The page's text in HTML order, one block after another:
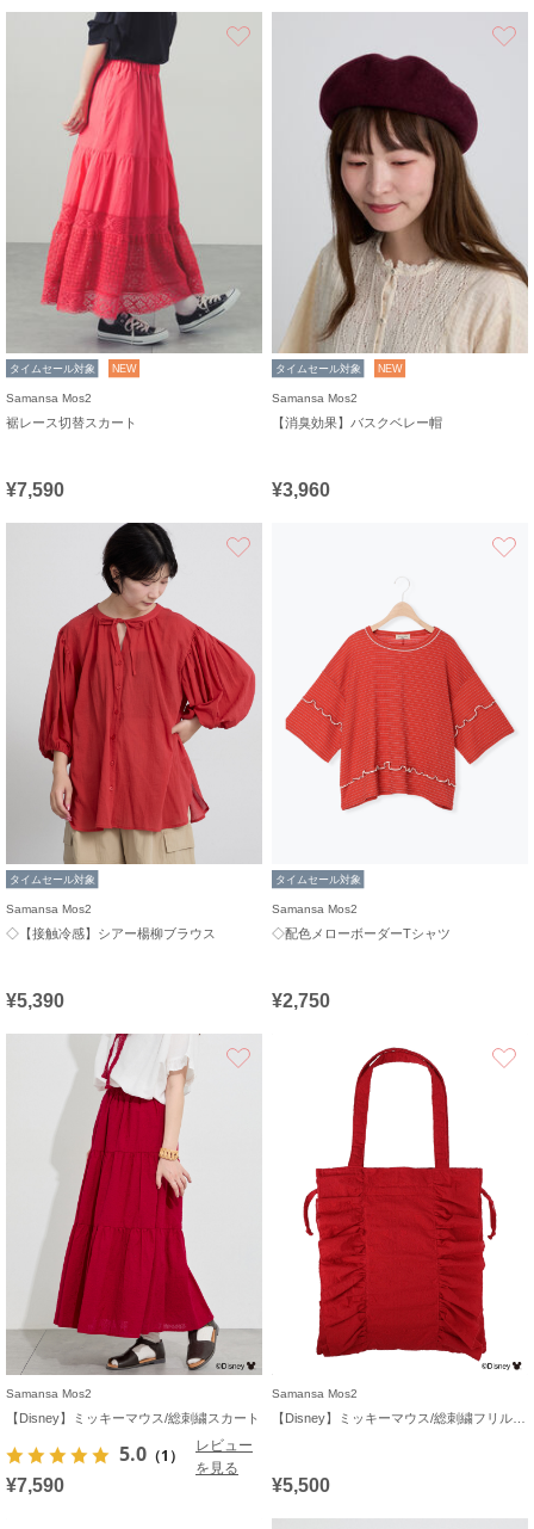
タイムセール対象 NEW
Samansa Mos2
裾レース切替スカート
¥7,590
タイムセール対象 NEW
Samansa Mos2
【消臭効果】バスクベレー帽
¥3,960
タイムセール対象
Samansa Mos2
◇【接触冷感】シアー楊柳ブラウス
¥5,390
タイムセール対象
Samansa Mos2
◇配色メローボーダーTシャツ
¥2,750
Samansa Mos2
【Disney】ミッキーマウス/総刺繍スカート
5.0 （1）
レビュー
を見る
¥7,590
Samansa Mos2
¥5,500